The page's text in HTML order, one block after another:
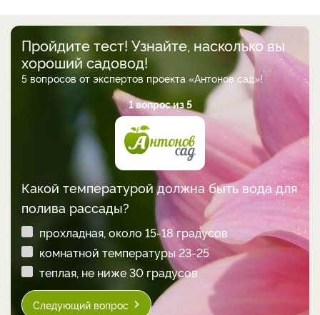
Пройдите тест! Узнайте, насколько вы
хороший садовод!
5 вопросов от экспертов проекта «Антонов сад»!
1 вопрос из 5
Какой температурой должна быть вода для
полива рассады?
прохладная, около 15-18 градусов
комнатной температуры 23-25
теплая, не ниже 30 градусов
Следующий вопрос